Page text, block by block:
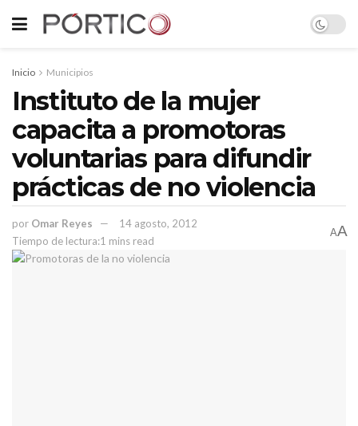
Inicio Municipios
Instituto de la mujer
capacita a promotoras
voluntarias para difundir
prácticas de no violencia
por Omar Reyes
14 agosto, 2012
Tiempo de lectura:1 mins read
AA